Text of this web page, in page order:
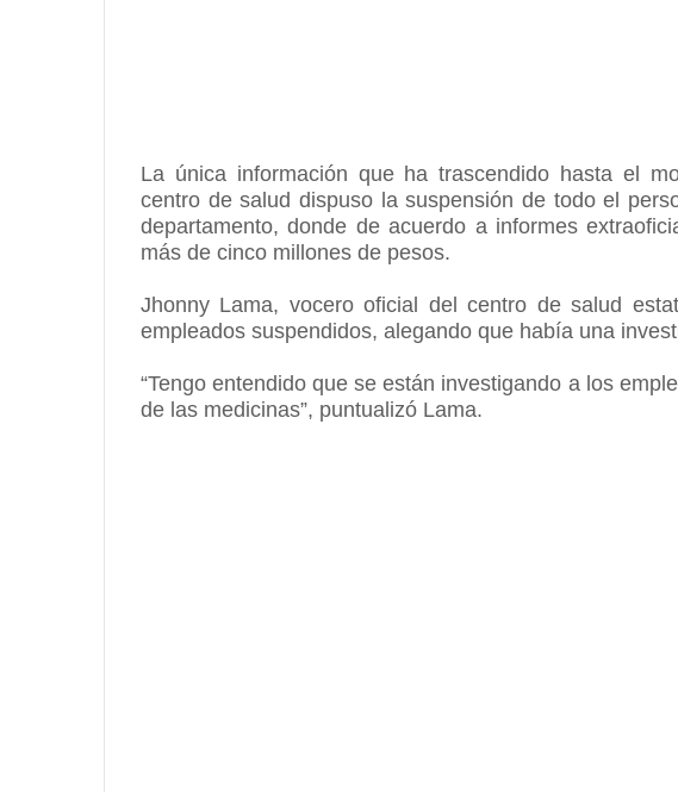
La única información que ha trascendido hasta el
centro de salud dispuso la suspensión de todo el
departamento, donde de acuerdo a informes
más de cinco millones de pesos.
Jhonny Lama, vocero oficial del centro de salud
empleados suspendidos, alegando que había una
“Tengo entendido que se están investigando a los
de las medicinas”, puntualizó Lama.